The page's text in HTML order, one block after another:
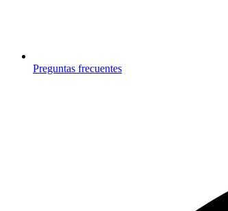
Preguntas frecuentes